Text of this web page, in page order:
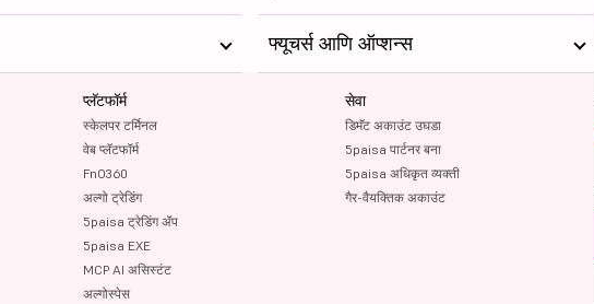
प्लॅटफॉर्म
स्केलपर टर्मिनल
वेब प्लॅटफॉर्म
FnO360
अल्गो ट्रेडिंग
5paisa ट्रेडिंग ॲप
5paisa EXE
MCP AI असिस्टंट
अल्गोस्पेस
सेवा
डिमॅट अकाउंट उघडा
5paisa पार्टनर बना
5paisa अधिकृत व्यक्ती
गैर-वैयक्तिक अकाउंट
फ्यूचर्स आणि ऑप्शन्स